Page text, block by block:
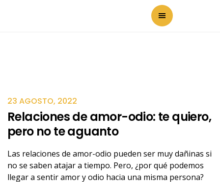
23 AGOSTO, 2022
Relaciones de amor-odio: te quiero,
pero no te aguanto
Las relaciones de amor-odio pueden ser muy dañinas si
no se saben atajar a tiempo. Pero, ¿por qué podemos
llegar a sentir amor y odio hacia una misma persona?